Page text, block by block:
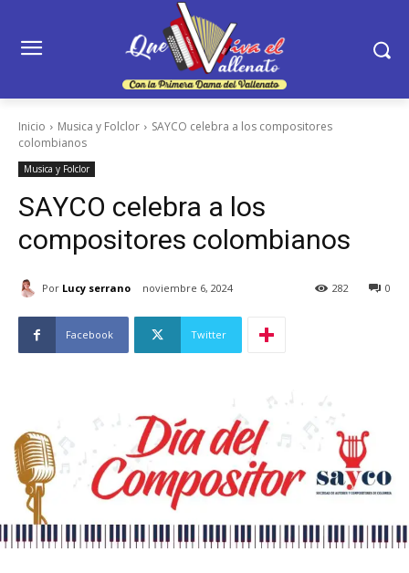
Inicio Musica y Folclor
SAYCO celebra a los compositores
colombianos
Musica y Folclor
SAYCO celebra a los
compositores colombianos
Por Lucy serrano noviembre 6, 2024 0
282
Facebook Twitter